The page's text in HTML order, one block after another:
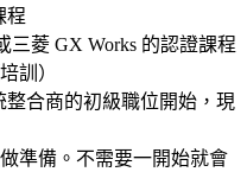
程
三菱 GX Works 的認證課程
訓）
合商的初級職位開始，現
準備。不需要一開始就會